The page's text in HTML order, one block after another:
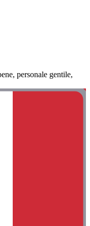
personale gentile,